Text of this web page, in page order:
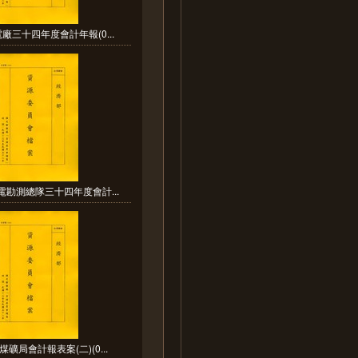
三十四年度會計年報(0...
勘測總隊三十四年度會計...
礦局會計報表案(二)(0...